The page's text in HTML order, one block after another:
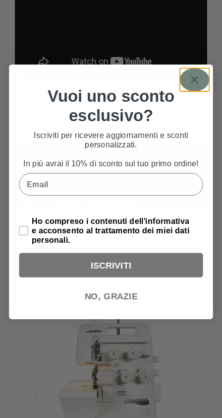
INFORMAZIONI AGGIUNTIVE
Vuoi uno sconto
esclusivo?
Iscriviti per ricevere aggiornamenti e sconti
personalizzati.
In più avrai il 10% di sconto sul tuo primo ordine!
Email
Privacy Policy
Ho compreso i contenuti dell'informativa
e acconsento al trattamento dei miei dati
personali.
ISCRIVITI
NO, GRAZIE